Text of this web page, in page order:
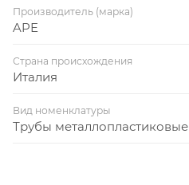
Производитель (марка)
APE
Страна происхождения
Италия
Вид номенклатуры
Трубы металлопластиковые